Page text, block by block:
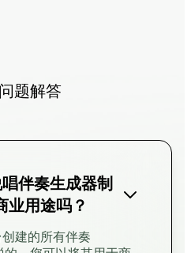
题解答
伴奏生成器制
业用途吗？
建的所有伴奏